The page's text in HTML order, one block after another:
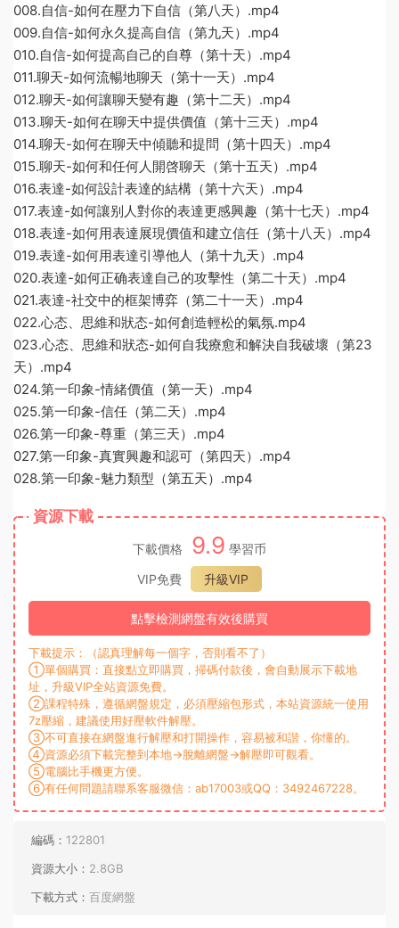
008.自信-如何在壓力下自信（第八天）.mp4
009.自信-如何永久提高自信（第九天）.mp4
010.自信-如何提高自己的自尊（第十天）.mp4
011.聊天-如何流暢地聊天（第十一天）.mp4
012.聊天-如何讓聊天變有趣（第十二天）.mp4
013.聊天-如何在聊天中提供價值（第十三天）.mp4
014.聊天-如何在聊天中傾聽和提問（第十四天）.mp4
015.聊天-如何和任何人開啓聊天（第十五天）.mp4
016.表達-如何設計表達的結構（第十六天）.mp4
017.表達-如何讓别人對你的表達更感興趣（第十七天）.mp4
018.表達-如何用表達展現價值和建立信任（第十八天）.mp4
019.表達-如何用表達引導他人（第十九天）.mp4
020.表達-如何正确表達自己的攻擊性（第二十天）.mp4
021.表達-社交中的框架博弈（第二十一天）.mp4
022.心态、思維和狀态-如何創造輕松的氣氛.mp4
023.心态、思維和狀态-如何自我療愈和解決自我破壞（第23
天）.mp4
024.第一印象-情緒價值（第一天）.mp4
025.第一印象-信任（第二天）.mp4
026.第一印象-尊重（第三天）.mp4
027.第一印象-真實興趣和認可（第四天）.mp4
028.第一印象-魅力類型（第五天）.mp4
資源下載
下載價格 9.9 學習币
VIP免費
升級VIP
點擊檢測網盤有效後購買
下載提示：（認真理解每一個字，否則看不了）
①單個購買：直接點立即購買，掃碼付款後，會自動展示下載地
址，升級VIP全站資源免費。
②課程特殊，遵循網盤規定，必須壓縮包形式，本站資源統一使用
7z壓縮，建議使用好壓軟件解壓。
③不可直接在網盤進行解壓和打開操作，容易被和諧，你懂的。
④資源必須下載完整到本地→脫離網盤→解壓即可觀看。
⑤電腦比手機更方便。
⑥有任何問題請聯系客服微信：ab17003或QQ：3492467228。
編碼： 122801
資源大小： 2.8GB
下載方式： 百度網盤